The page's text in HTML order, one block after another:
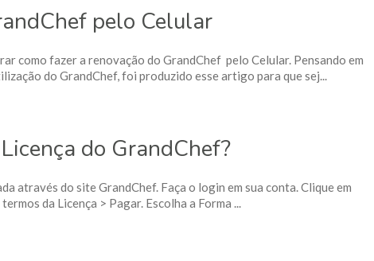
pelo Celular
como fazer a renovação do GrandChef pelo Celular. Pensando em
do GrandChef, foi produzido esse artigo para que sej...
do GrandChef?
através do site GrandChef. Faça o login em sua conta. Clique em
da Licença > Pagar. Escolha a Forma ...